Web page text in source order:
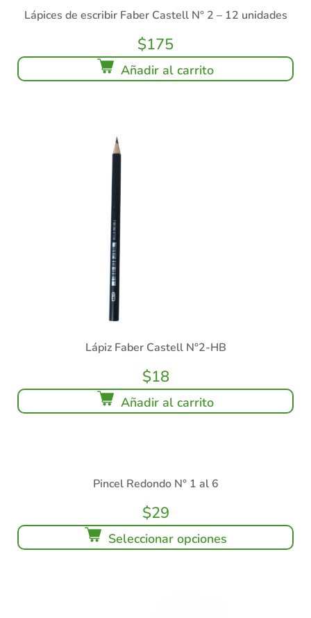
Lápices de escribir Faber Castell N° 2 – 12 unidades
$175
Añadir al carrito
Lápiz Faber Castell N°2-HB
$18
Añadir al carrito
Pincel Redondo N° 1 al 6
$29
Seleccionar opciones